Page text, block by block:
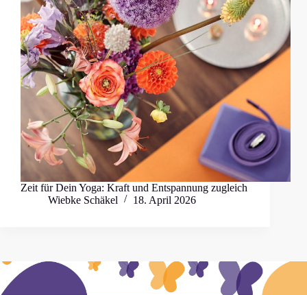
Zeit für Dein Yoga: Kraft und Entspannung zugleich
Wiebke Schäkel
18. April 2026